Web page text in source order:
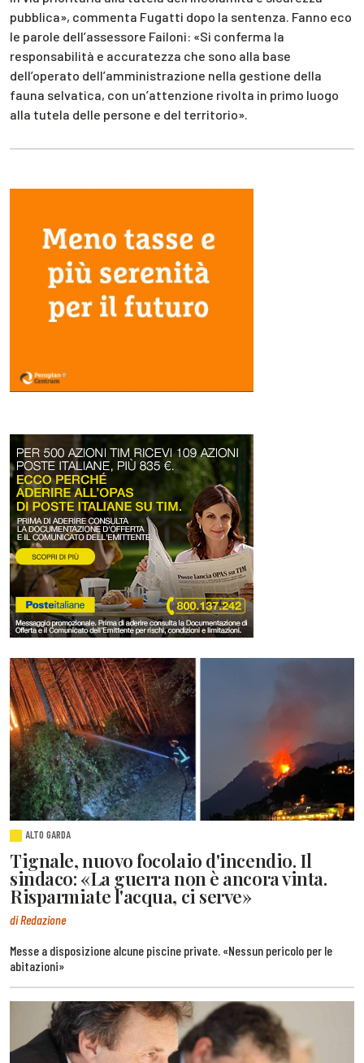
pubblica», commenta Fugatti dopo la sentenza. Fanno eco
le parole dell’assessore Failoni: «Si conferma la
responsabilità e accuratezza che sono alla base
dell’operato dell’amministrazione nella gestione della
fauna selvatica, con un’attenzione rivolta in primo luogo
alla tutela delle persone e del territorio».
ALTO GARDA
Tignale, nuovo focolaio d'incendio. Il
sindaco: «La guerra non è ancora vinta.
Risparmiate l'acqua, ci serve»
di Redazione
Messe a disposizione alcune piscine private. «Nessun pericolo per le
abitazioni»